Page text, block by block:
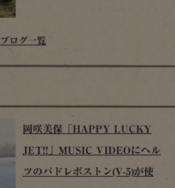
ブログ一覧
岡咲美保「HAPPY LUCKY
JET!!」MUSIC VIDEOにヘル
ツのパドレボストン(V-5)が使